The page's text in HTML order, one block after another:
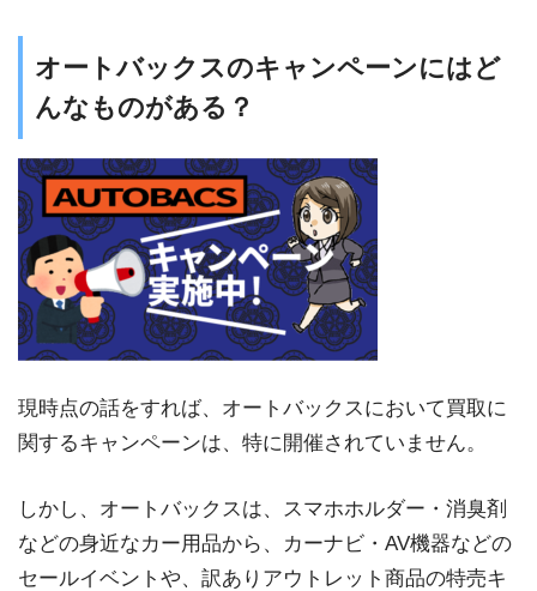
オートバックスのキャンペーンにはど
んなものがある？
現時点の話をすれば、オートバックスにおいて買取に
関するキャンペーンは、特に開催されていません。
しかし、オートバックスは、スマホホルダー・消臭剤
などの身近なカー用品から、カーナビ・AV機器などの
セールイベントや、訳ありアウトレット商品の特売キ